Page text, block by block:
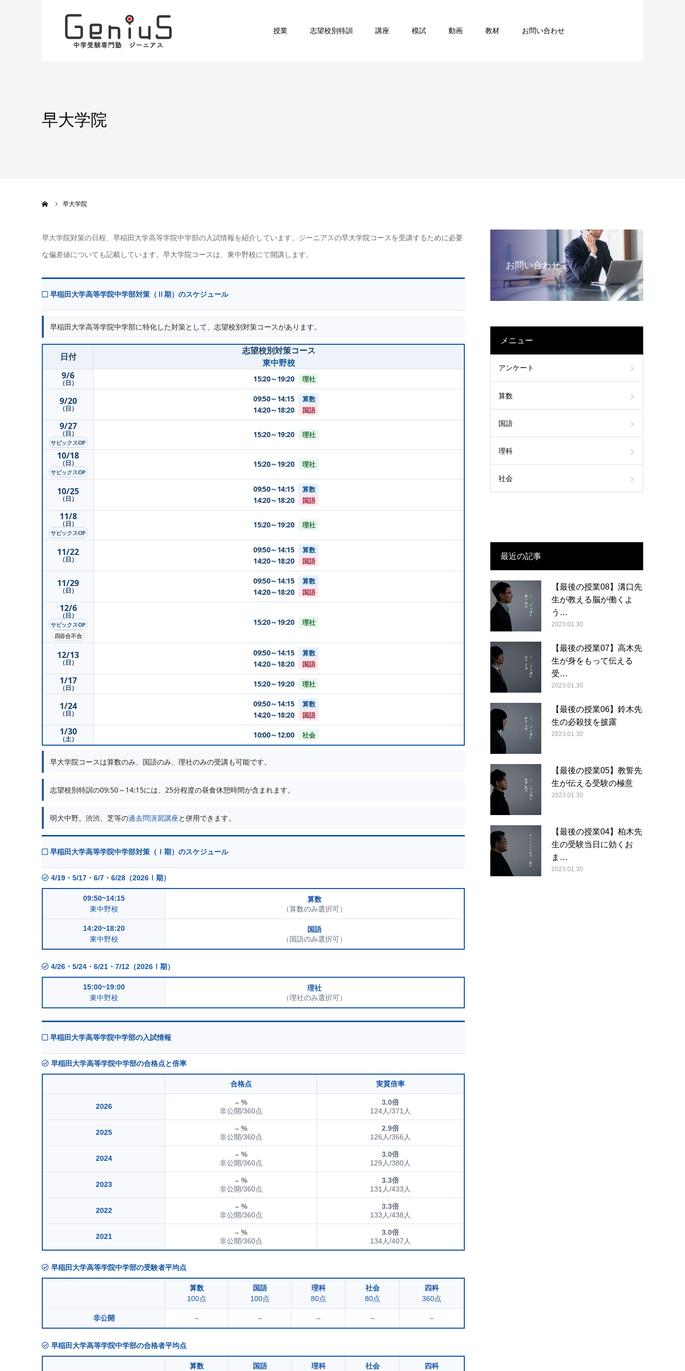
授業 志望校別特訓 講座 模試 動画 教材 お問い合わせ
早大学院
早大学院
早大学院対策の日程、早稲田大学高等学院中学部の入試情報を紹介しています。ジーニアスの早大学院コースを受講するために必要
な偏差値についても記載しています。早大学院コースは、東中野校にて開講します。
早稲田大学高等学院中学部対策（Ⅱ期）のスケジュール
早稲田大学高等学院中学部に特化した対策として、 志望校別対策コースがあります。
日付
志望校別対策コース
東中野校
9/6
（日） 15:20～19:20 理社
9/20
（日）
09:50～14:15 算数
14:20～18:20 国語
9/27
（日）
サピックスOP
15:20～19:20 理社
10/18
（日）
サピックスOP
15:20～19:20 理社
10/25
（日）
09:50～14:15 算数
14:20～18:20 国語
11/8
（日）
サピックスOP
15:20～19:20 理社
11/22
（日）
09:50～14:15 算数
14:20～18:20 国語
11/29
（日）
09:50～14:15 算数
14:20～18:20 国語
12/6
（日）
サピックスOP
四谷合不合
15:20～19:20 理社
12/13
（日）
09:50～14:15 算数
14:20～18:20 国語
1/17
（日） 15:20～19:20 理社
1/24
（日）
09:50～14:15 算数
14:20～18:20 国語
1/30
（土） 10:00～12:00 社会
早大学院コースは算数のみ、国語のみ、理社のみの受講も可能です。
志望校別特訓の09:50～14:15には、25分程度の昼食休憩時間が含まれます。
明大中野。渋渋、芝等の過去問演習講座と併用できます。
早稲田大学高等学院中学部対策（Ⅰ期）のスケジュール
4/19・5/17・6/7・6/28（2026Ⅰ期）
09:50~14:15
東中野校
算数
（算数のみ選択可）
14:20~18:20
東中野校
国語
（国語のみ選択可）
4/26・5/24・6/21・7/12（2026Ⅰ期）
15:00~19:00
東中野校
理社
（理社のみ選択可）
早稲田大学高等学院中学部の入試情報
早稲田大学高等学院中学部の合格点と倍率
合格点 実質倍率
2026
– %
非公開/360点
3.0倍
124人/371人
2025
– %
非公開/360点
2.9倍
126人/366人
2024
– %
非公開/360点
3.0倍
129人/380人
2023
– %
非公開/360点
3.3倍
131人/433人
2022
– %
非公開/360点
3.3倍
133人/438人
2021
– %
非公開/360点
3.0倍
134人/407人
早稲田大学高等学院中学部の受験者平均点
算数
100点
国語
100点
理科
80点
社会
80点
四科
360点
非公開 – – – – –
早稲田大学高等学院中学部の合格者平均点
算数
国語
理科
社会
四科
お問い合わせ
メニュー
アンケート
算数
国語
理科
社会
最近の記事
【最後の授業08】溝口先
生が教える脳が働くよ
う…
2023.01.30
【最後の授業07】高木先
生が身をもって伝える
受…
2023.01.30
【最後の授業06】鈴木先
生の必殺技を披露
2023.01.30
【最後の授業05】教誓先
生が伝える受験の極意
2023.01.30
【最後の授業04】柏木先
生の受験当日に効くお
ま…
2023.01.30